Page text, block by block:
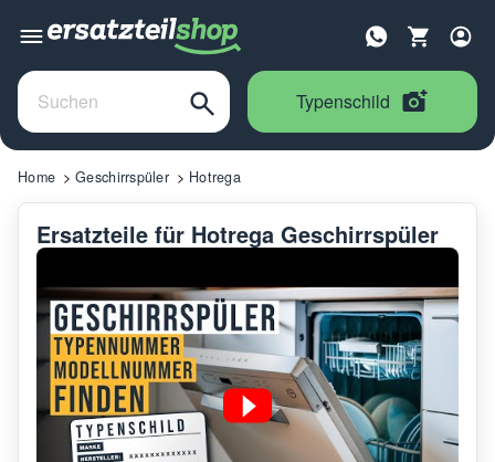
Typenschild
Home Geschirrspüler Hotrega
Ersatzteile für Hotrega Geschirrspüler